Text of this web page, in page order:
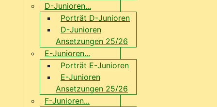
D-Junioren...
Porträt D-Junioren
D-Junioren
Ansetzungen 25/26
E-Junioren...
Porträt E-Junioren
E-Junioren
Ansetzungen 25/26
F-Junioren...